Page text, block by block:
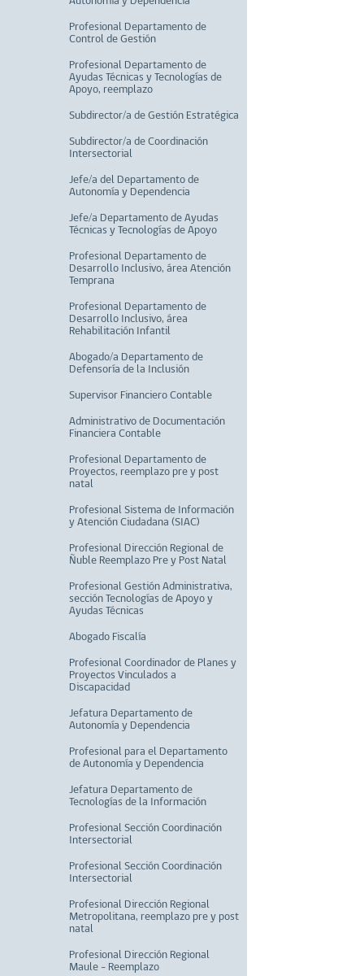
Profesional Departamento de
Control de Gestión
Profesional Departamento de
Ayudas Técnicas y Tecnologías de
Apoyo, reemplazo
Subdirector/a de Gestión Estratégica
Subdirector/a de Coordinación
Intersectorial
Jefe/a del Departamento de
Autonomía y Dependencia
Jefe/a Departamento de Ayudas
Técnicas y Tecnologías de Apoyo
Profesional Departamento de
Desarrollo Inclusivo, área Atención
Temprana
Profesional Departamento de
Desarrollo Inclusivo, área
Rehabilitación Infantil
Abogado/a Departamento de
Defensoría de la Inclusión
Supervisor Financiero Contable
Administrativo de Documentación
Financiera Contable
Profesional Departamento de
Proyectos, reemplazo pre y post
natal
Profesional Sistema de Información
y Atención Ciudadana (SIAC)
Profesional Dirección Regional de
Ñuble Reemplazo Pre y Post Natal
Profesional Gestión Administrativa,
sección Tecnologías de Apoyo y
Ayudas Técnicas
Abogado Fiscalía
Profesional Coordinador de Planes y
Proyectos Vinculados a
Discapacidad
Jefatura Departamento de
Autonomía y Dependencia
Profesional para el Departamento
de Autonomía y Dependencia
Jefatura Departamento de
Tecnologías de la Información
Profesional Sección Coordinación
Intersectorial
Profesional Sección Coordinación
Intersectorial
Profesional Dirección Regional
Metropolitana, reemplazo pre y post
natal
Profesional Dirección Regional
Maule - Reemplazo